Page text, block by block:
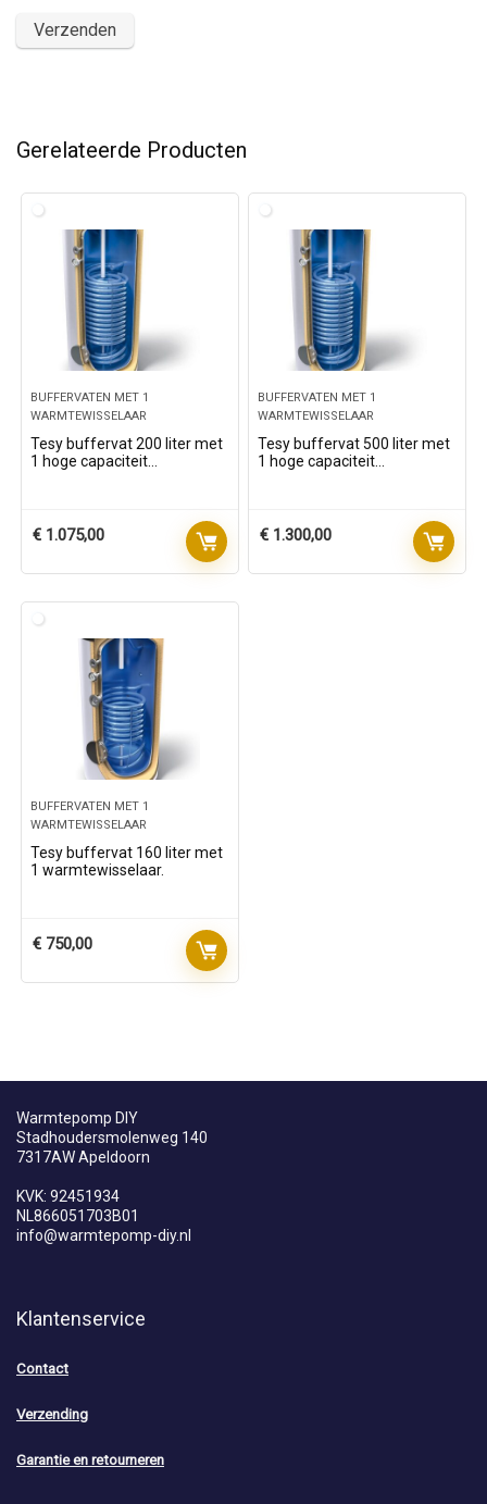
Gerelateerde Producten
BUFFERVATEN MET 1
WARMTEWISSELAAR
Tesy buffervat 200 liter met
1 hoge capaciteit
€ 1.075,00
BUFFERVATEN MET 1
WARMTEWISSELAAR
Tesy buffervat 500 liter met
1 hoge capaciteit
€ 1.300,00
BUFFERVATEN MET 1
WARMTEWISSELAAR
Tesy buffervat 160 liter met
1 warmtewisselaar.
€ 750,00
Warmtepomp DIY
Stadhoudersmolenweg 140
7317AW Apeldoorn
KVK: 92451934
NL866051703B01
info@warmtepomp-diy.nl
Klantenservice
Contact
Verzending
Garantie en retourneren